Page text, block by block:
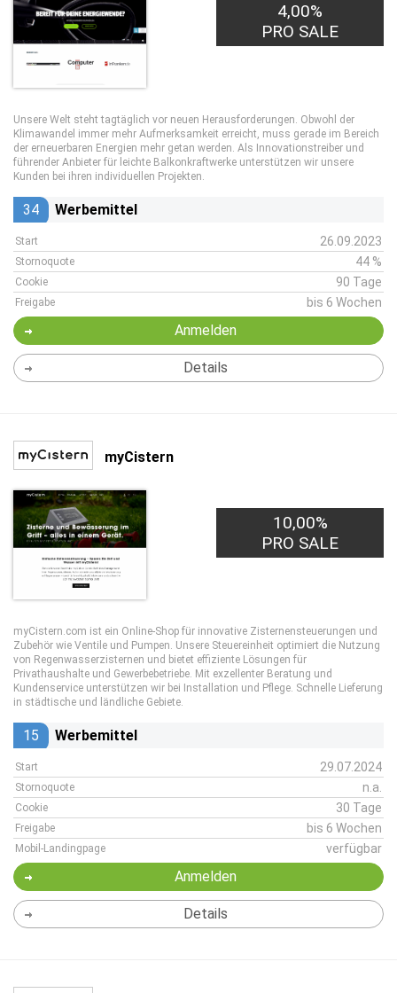
4,00%
PRO SALE
Unsere Welt steht tagtäglich vor neuen Herausforderungen. Obwohl der
Klimawandel immer mehr Aufmerksamkeit erreicht, muss gerade im Bereich
der erneuerbaren Energien mehr getan werden. Als Innovationstreiber und
führender Anbieter für leichte Balkonkraftwerke unterstützen wir unsere
Kunden bei ihren individuellen Projekten.
34 Werbemittel
Start 26.09.2023
Stornoquote 44 %
Cookie 90 Tage
Freigabe bis 6 Wochen
Anmelden
Details
myCistern
10,00%
PRO SALE
myCistern.com ist ein Online-Shop für innovative Zisternensteuerungen und
Zubehör wie Ventile und Pumpen. Unsere Steuereinheit optimiert die Nutzung
von Regenwasserzisternen und bietet effiziente Lösungen für
Privathaushalte und Gewerbebetriebe. Mit exzellenter Beratung und
Kundenservice unterstützen wir bei Installation und Pflege. Schnelle Lieferung
in städtische und ländliche Gebiete.
15 Werbemittel
Start 29.07.2024
Stornoquote n.a.
Cookie 30 Tage
Freigabe bis 6 Wochen
Mobil-Landingpage verfügbar
Anmelden
Details